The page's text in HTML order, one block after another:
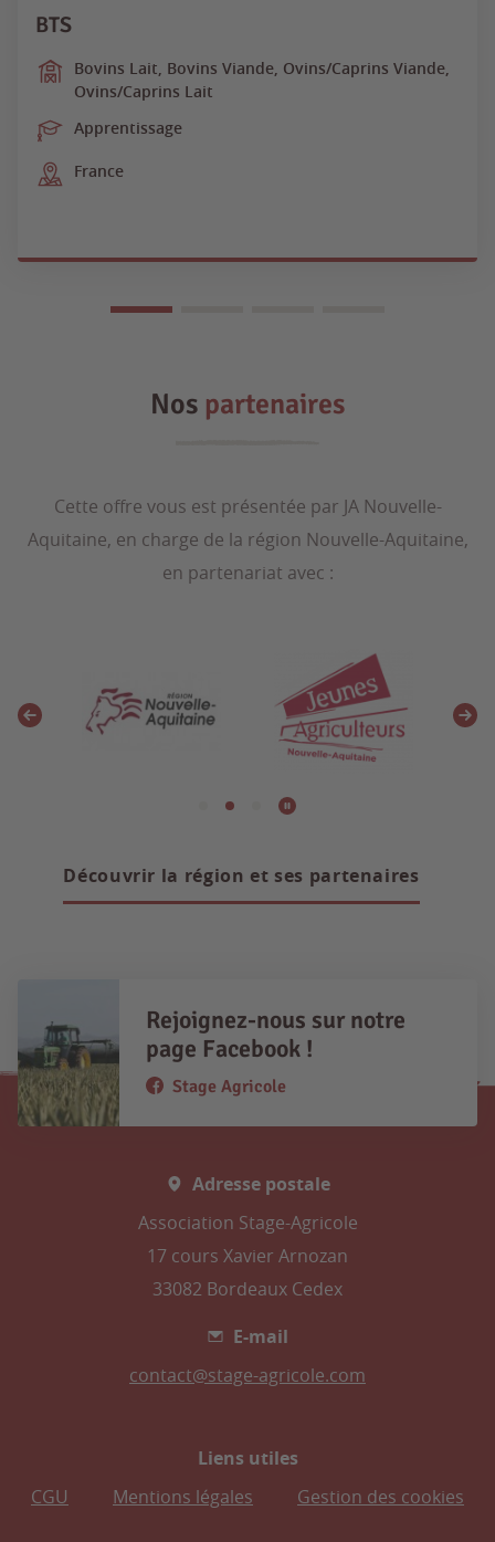
BTS
Bovins Lait, Bovins Viande, Ovins/Caprins Viande,
Ovins/Caprins Lait
Apprentissage
France
Nos partenaires
Cette offre vous est présentée par JA Nouvelle-
Aquitaine, en charge de la région Nouvelle-Aquitaine,
en partenariat avec :
Découvrir la région et ses partenaires
Rejoignez-nous sur notre
page Facebook !
Stage Agricole
Adresse postale
Association Stage-Agricole
17 cours Xavier Arnozan
33082 Bordeaux Cedex
E-mail
contact@stage-agricole.com
Liens utiles
CGU
Mentions légales Gestion des cookies